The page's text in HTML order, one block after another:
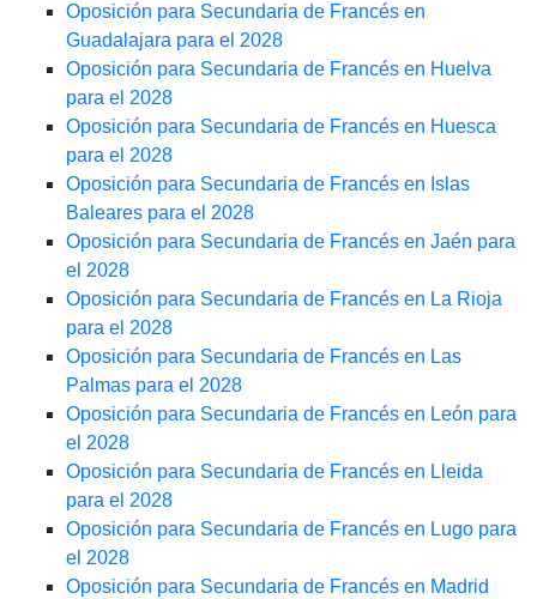
Oposición para Secundaria de Francés en
Guadalajara para el 2028
Oposición para Secundaria de Francés en Huelva
para el 2028
Oposición para Secundaria de Francés en Huesca
para el 2028
Oposición para Secundaria de Francés en Islas
Baleares para el 2028
Oposición para Secundaria de Francés en Jaén para
el 2028
Oposición para Secundaria de Francés en La Rioja
para el 2028
Oposición para Secundaria de Francés en Las
Palmas para el 2028
Oposición para Secundaria de Francés en León para
el 2028
Oposición para Secundaria de Francés en Lleida
para el 2028
Oposición para Secundaria de Francés en Lugo para
el 2028
Oposición para Secundaria de Francés en Madrid